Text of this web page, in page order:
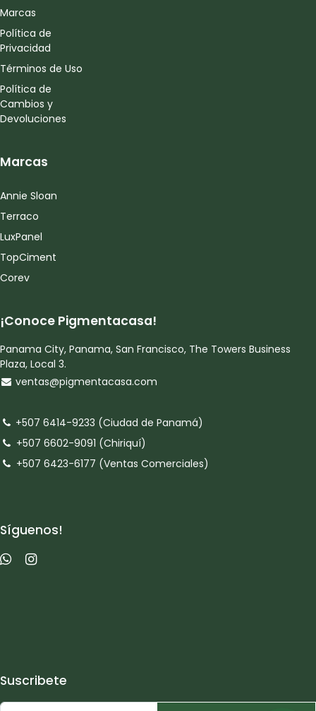
Marcas
Política de
Privacidad
Términos de Uso
Política de
Cambios y
Devoluciones
Marcas
Annie Sloan
Terraco
LuxPanel
TopCiment
Corev
¡Conoce Pigmentacasa!
Panama City, Panama, San Francisco, The Towers Business
Plaza, Local 3.
ventas@pigmentacasa.com
+507 6414-9233 (Ciudad de Panamá)
+507 6602-9091 (Chiriquí)
+507 6423-6177 (Ventas Comerciales)
Síguenos!
Suscribete